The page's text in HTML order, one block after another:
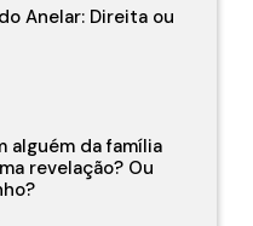
Anelar: Direita ou
alguém da família
revelação? Ou